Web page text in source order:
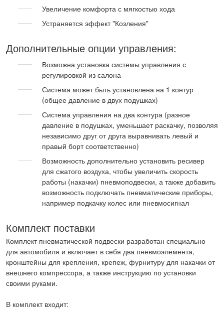
Увеличение комфорта с мягкостью хода
Устраняется эффект "Козления"
Дополнительные опции управления:
Возможна установка системы управления с
регулировкой из салона
Система может быть установлена на 1 контур
(общее давление в двух подушках)
Система управления на два контура (разное
давление в подушках, уменьшает раскачку, позволяя
независимо друг от друга выравнивать левый и
правый борт соответственно)
Возможность дополнительно установить ресивер
для сжатого воздуха, чтобы увеличить скорость
работы (накачки) пневмоподвески, а также добавить
возможность подключать пневматические приборы,
например подкачку колес или пневмосигнал
Комплект поставки
Комплект пневматической подвески разработан специально
для автомобиля и включает в себя два пневмоэлемента,
кронштейны для крепления, крепеж, фурнитуру для накачки от
внешнего компрессора, а также инструкцию по установки
своими руками.
В комплект входит: